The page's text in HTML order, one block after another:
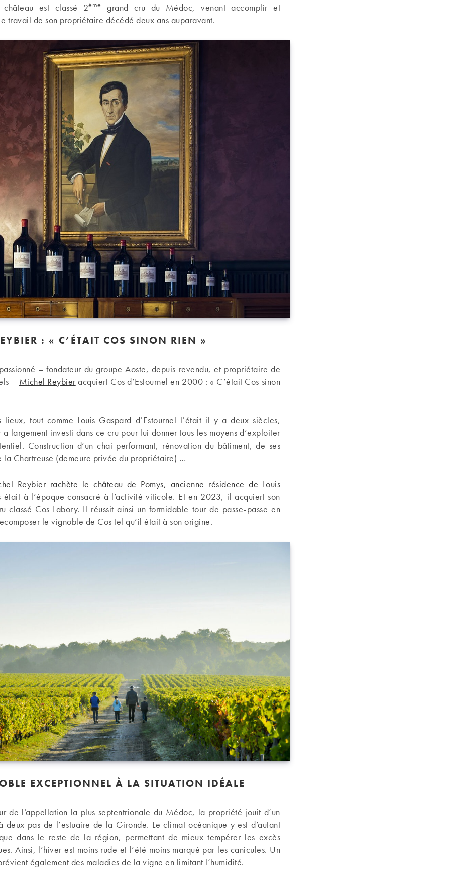
est classé 2ème
grand cru du Médoc, venant accomplir et
travail de son propriétaire décédé deux ans auparavant.
: « C’ÉTAIT COS SINON RIEN »
– fondateur du groupe Aoste, depuis revendu, et propriétaire de
– Michel Reybieracquiert Cos d’Estournel en 2000 : « C’était Cos sinon
lieux, tout comme Louis Gaspard d’Estournel l’était il y a deux siècles,
a largement investi dans ce cru pour lui donner tous les moyens d’exploiter
Construction d’un chai performant, rénovation du bâtiment, de ses
la Chartreuse (demeure privée du propriétaire) …
Reybier rachète le château de Pomys, ancienne résidence de Louis
était à l’époque consacré à l’activité viticole. Et en 2023, il acquiert son
classé Cos Labory. Il réussit ainsi un formidable tour de passe-passe en
le vignoble de Cos tel qu’il était à son origine.
EXCEPTIONNEL À LA SITUATION IDÉALE
de l’appellation la plus septentrionale du Médoc, la propriété jouit d’un
deux pas de l’estuaire de la Gironde. Le climat océanique y est d’autant
dans le reste de la région, permettant de mieux tempérer les excès
Ainsi, l’hiver est moins rude et l’été moins marqué par les canicules. Un
également des maladies de la vigne en limitant l’humidité.